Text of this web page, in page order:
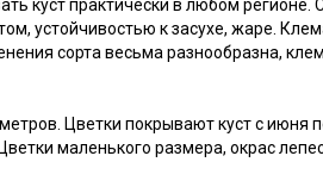
куст практически в любом
устойчивостью к засухе, жаре.
сорта весьма разнообразна,
Цветки покрывают куст с июня
маленького размера, окрас